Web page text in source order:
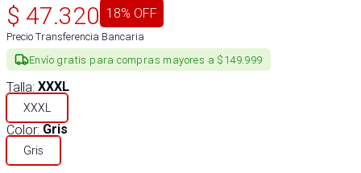
$ 47.320 18% OFF
Precio Transferencia Bancaria
Envío gratis para compras mayores a $149.999
Talla: XXXL
XXXL
Color: Gris
Gris